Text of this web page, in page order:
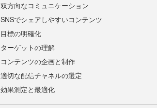
双方向なコミュニケーション
SNSでシェアしやすいコンテンツ
目標の明確化
ターゲットの理解
コンテンツの企画と制作
適切な配信チャネルの選定
効果測定と最適化